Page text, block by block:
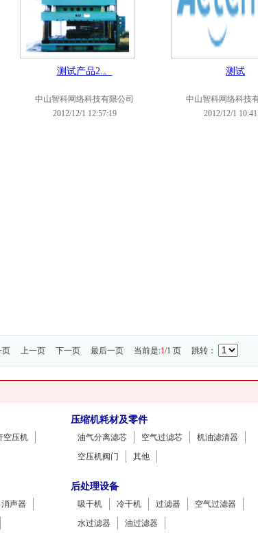
测试产品2.。
中山智科网络科技有限公司
2012/12/1 12:57:19
测试
中山智科网络科技
2012/12/1
页 上一页 下一页 最后一页当前是:1/1 页 跳转：
空压机
压缩机耗材及零件
油气分离滤芯 空气过滤芯
机油滤清器
空压机阀门
其他
消声器
后处理设备
吸干机 冷干机 过滤器
空气过滤器
水过滤器
油过滤器